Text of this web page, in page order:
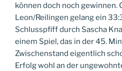
können doch noch gewinnen.
Leon/Reilingen gelang ein
Schlusspfiff durch Sascha
einem Spiel, das in der 45.
Zwischenstand eigentlich
Erfolg wohl an der